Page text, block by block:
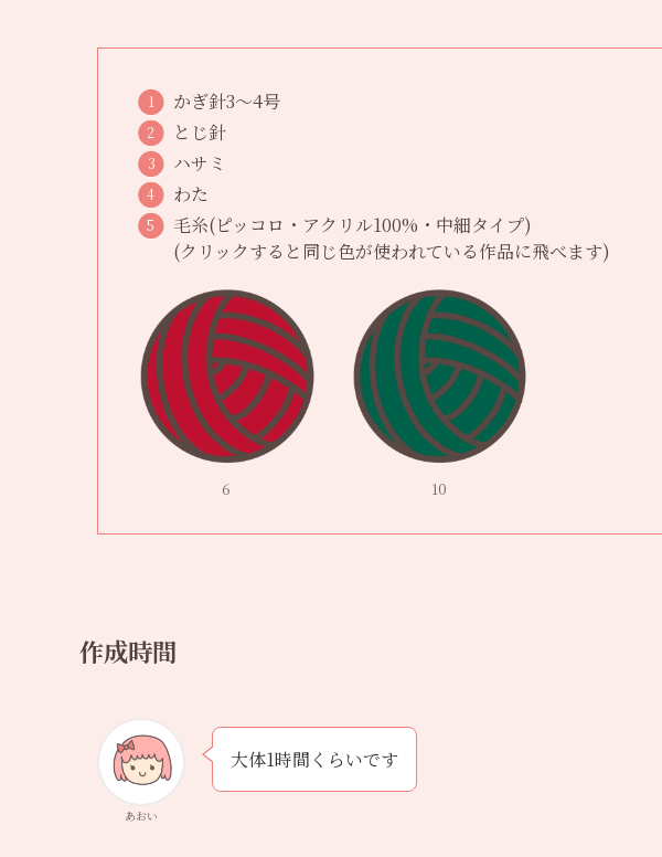
かぎ針3〜4号
とじ針
ハサミ
わた
毛糸(ピッコロ・アクリル100%・中細タイプ)
(クリックすると同じ色が使われている作品に飛べます)
6 10
作成時間
あおい
大体1時間くらいです